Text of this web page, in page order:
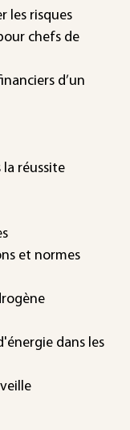
les risques
chefs de
d’un
réussite
et normes
dans les